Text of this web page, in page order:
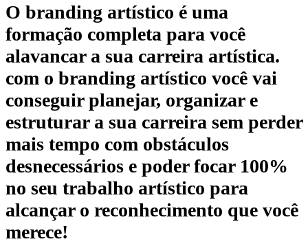
O branding artístico é uma
formação completa para você
alavancar a sua carreira artística.
com o branding artístico você vai
conseguir planejar, organizar e
estruturar a sua carreira sem perder
mais tempo com obstáculos
desnecessários e poder focar 100%
no seu trabalho artístico para
alcançar o reconhecimento que você
merece!